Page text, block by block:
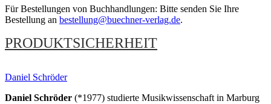
Für Bestellungen von Buchhandlungen: Bitte senden Sie Ihre
Bestellung an bestellung@buechner-verlag.de.
PRODUKTSICHERHEIT
Daniel Schröder
Daniel Schröder (*1977) studierte Musikwissenschaft in Marburg